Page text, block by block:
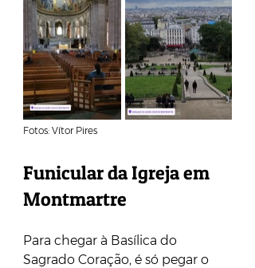
Fotos: Vítor Pires
Funicular da Igreja em
Montmartre
Para chegar à Basílica do
Sagrado Coração, é só pegar o